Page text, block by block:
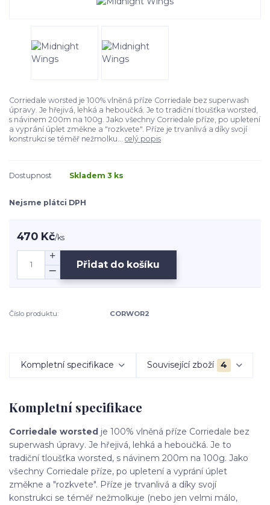
Corriedale worsted je 100% vlněná příze Corriedale bez superwash
úpravy. Je hřejivá, lehká a heboučká. Je to tradiční tloušťka worsted,
s návinem 200m na 100g. Jako všechny Corriedale příze, po upletení
a vyprání úplet změkne a "rozkvete". Příze je trvanlivá a díky svojí
konstrukci se téměř nežmolku... celý popis
Dostupnost Skladem 3 ks
Nejsme plátci DPH
470 Kč/ks
Přidat do košíku
Číslo produktu: CORWOR2
Kompletní specifikace Související zboží 4
Kompletní specifikace
Corriedale worsted je 100% vlněná příze Corriedale bez
superwash úpravy. Je hřejivá, lehká a heboučká. Je to
tradiční tloušťka worsted, s návinem 200m na 100g. Jako
všechny Corriedale příze, po upletení a vyprání úplet
změkne a "rozkvete". Příze je trvanlivá a díky svojí
konstrukci se téměř nežmolkuje (nebo jen velmi málo,